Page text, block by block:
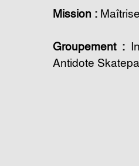
Mission :
Groupement :
Antidote